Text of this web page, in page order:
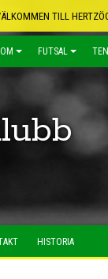
TILL
FUTSAL
HISTORIA